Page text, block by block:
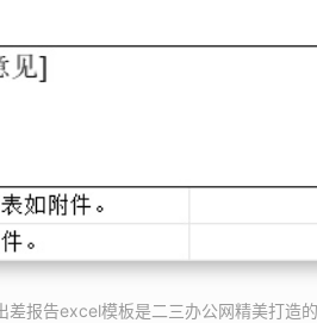
差报告excel模板是二三办公网精美打造